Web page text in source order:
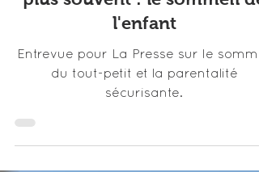
Articles et collabos
plus souvent : le sommeil de
l'enfant
Entrevue pour La Presse sur le